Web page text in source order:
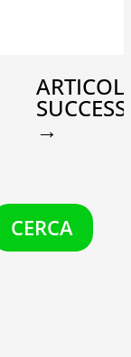
→
CERCA